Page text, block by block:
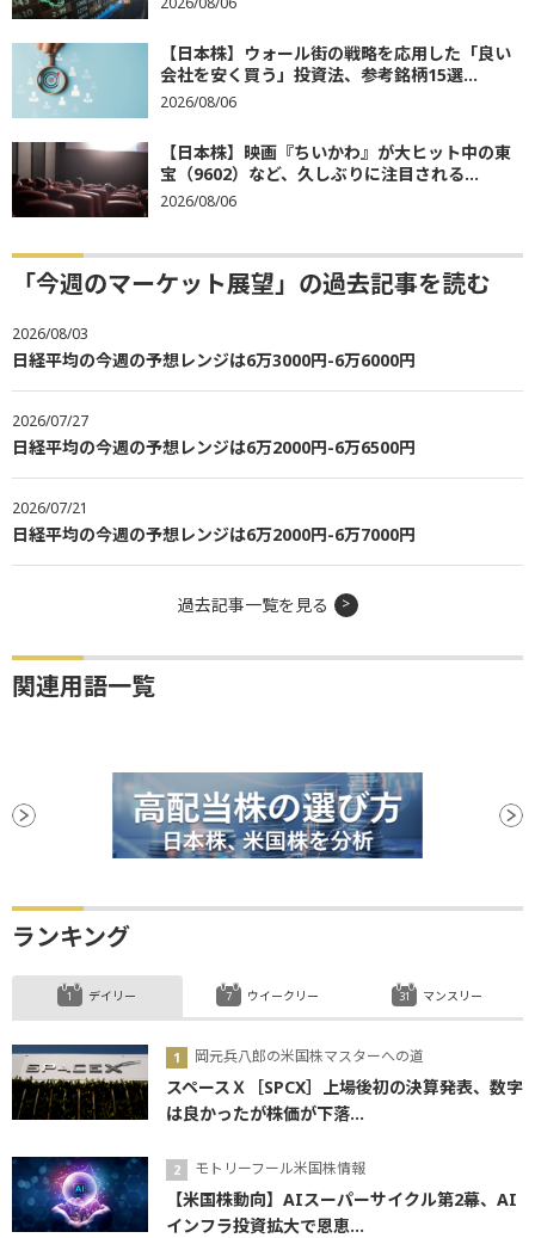
【日本株】ウォール街の戦略を応用した「良い
会社を安く買う」投資法、参考銘柄15選...
2026/08/06
【日本株】映画『ちいかわ』が大ヒット中の東
宝（9602）など、久しぶりに注目される...
2026/08/06
「今週のマーケット展望」の過去記事を読む
2026/08/03
日経平均の今週の予想レンジは6万3000円-6万6000円
2026/07/27
日経平均の今週の予想レンジは6万2000円-6万6500円
2026/07/21
日経平均の今週の予想レンジは6万2000円-6万7000円
過去記事一覧を見る
関連用語一覧
ランキング
デイリー
岡元兵八郎の米国株マスターへの道
スペースＸ［SPCX］上場後初の決算発表、数字
は良かったが株価が下落...
モトリーフール米国株情報
【米国株動向】AIスーパーサイクル第2幕、AI
インフラ投資拡大で恩恵...
ウイークリー マンスリー